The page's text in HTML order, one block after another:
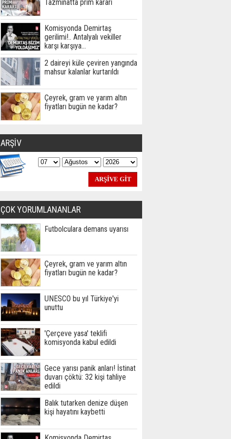
Tazminatta prim kararı
Komisyonda Demirtaş
gerilimi!.. Antalyalı vekiller
karşı karşıya…
2 daireyi küle çeviren yangında
mahsur kalanlar kurtarıldı
Çeyrek, gram ve yarım altın
fiyatları bugün ne kadar?
ARŞİV
ÇOK YORUMLANANLAR
Futbolculara demans uyarısı
Çeyrek, gram ve yarım altın
fiyatları bugün ne kadar?
UNESCO bu yıl Türkiye'yi
unuttu
'Çerçeve yasa' teklifi
komisyonda kabul edildi
Gece yarısı panik anları! İstinat
duvarı çöktü: 32 kişi tahliye
edildi
Balık tutarken denize düşen
kişi hayatını kaybetti